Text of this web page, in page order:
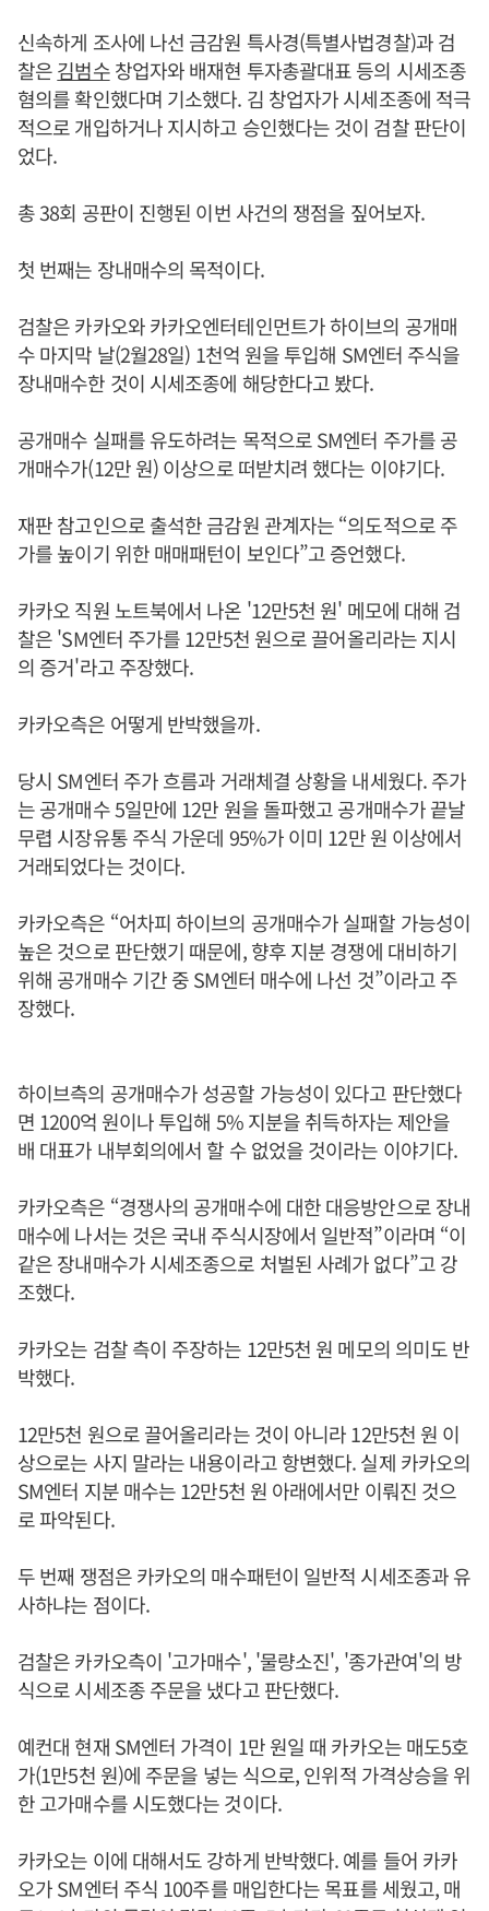
신속하게 조사에 나선 금감원 특사경(특별사법경찰)과 검
찰은김범수창업자와 배재현 투자총괄대표 등의 시세조종
혐의를 확인했다며 기소했다. 김 창업자가 시세조종에 적극
적으로 개입하거나 지시하고 승인했다는 것이 검찰 판단이
었다.
총 38회 공판이 진행된 이번 사건의 쟁점을 짚어보자.
첫 번째는 장내매수의 목적이다.
검찰은 카카오와 카카오엔터테인먼트가 하이브의 공개매
수 마지막 날(2월28일) 1천억 원을 투입해 SM엔터 주식을
장내매수한 것이 시세조종에 해당한다고 봤다.
공개매수 실패를 유도하려는 목적으로 SM엔터 주가를 공
개매수가(12만 원) 이상으로 떠받치려 했다는 이야기다.
재판 참고인으로 출석한 금감원 관계자는 “의도적으로 주
가를 높이기 위한 매매패턴이 보인다”고 증언했다.
카카오 직원 노트북에서 나온 '12만5천 원' 메모에 대해 검
찰은 'SM엔터 주가를 12만5천 원으로 끌어올리라는 지시
의 증거'라고 주장했다.
카카오측은 어떻게 반박했을까.
당시 SM엔터 주가 흐름과 거래체결 상황을 내세웠다. 주가
는 공개매수 5일만에 12만 원을 돌파했고 공개매수가 끝날
무렵 시장유통 주식 가운데 95%가 이미 12만 원 이상에서
거래되었다는 것이다.
카카오측은 “어차피 하이브의 공개매수가 실패할 가능성이
높은 것으로 판단했기 때문에, 향후 지분 경쟁에 대비하기
위해 공개매수 기간 중 SM엔터 매수에 나선 것”이라고 주
장했다.
하이브측의 공개매수가 성공할 가능성이 있다고 판단했다
면 1200억 원이나 투입해 5% 지분을 취득하자는 제안을
배 대표가 내부회의에서 할 수 없었을 것이라는 이야기다.
카카오측은 “경쟁사의 공개매수에 대한 대응방안으로 장내
매수에 나서는 것은 국내 주식시장에서 일반적”이라며 “이
같은 장내매수가 시세조종으로 처벌된 사례가 없다”고 강
조했다.
카카오는 검찰 측이 주장하는 12만5천 원 메모의 의미도 반
박했다.
12만5천 원으로 끌어올리라는 것이 아니라 12만5천 원 이
상으로는 사지 말라는 내용이라고 항변했다. 실제 카카오의
SM엔터 지분 매수는 12만5천 원 아래에서만 이뤄진 것으
로 파악된다.
두 번째 쟁점은 카카오의 매수패턴이 일반적 시세조종과 유
사하냐는 점이다.
검찰은 카카오측이 '고가매수', '물량소진', '종가관여'의 방
식으로 시세조종 주문을 냈다고 판단했다.
예컨대 현재 SM엔터 가격이 1만 원일 때 카카오는 매도5호
가(1만5천 원)에 주문을 넣는 식으로, 인위적 가격상승을 위
한 고가매수를 시도했다는 것이다.
카카오는 이에 대해서도 강하게 반박했다. 예를 들어 카카
오가 SM엔터 주식 100주를 매입한다는 목표를 세웠고, 매